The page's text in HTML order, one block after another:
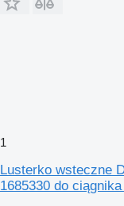
1
Lusterko wsteczne
1685330 do